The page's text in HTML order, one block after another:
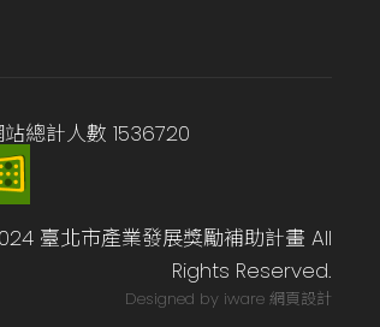
總計人數 1536720
臺北市產業發展獎勵補助計畫 All
Rights Reserved.
Designed by iware 網頁設計